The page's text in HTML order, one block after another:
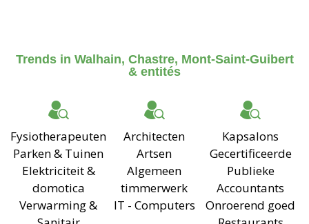
Trends in Walhain, Chastre, Mont-Saint-Guibert
& entités
Fysiotherapeuten
Parken & Tuinen
Elektriciteit &
domotica
Verwarming &
Architecten
Artsen
Algemeen
timmerwerk
IT - Computers
Kapsalons
Gecertificeerde
Publieke
Accountants
Onroerend goed